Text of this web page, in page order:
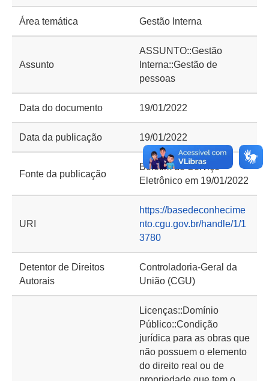
Área temática Gestão Interna
Assunto
ASSUNTO::Gestão
Interna::Gestão de
pessoas
Data do documento 19/01/2022
Data da publicação 19/01/2022
Fonte da publicação
Boletim de Serviço
Eletrônico em 19/01/2022
URI
https://basedeconhecime
nto.cgu.gov.br/handle/1/1
3780
Detentor de Direitos
Autorais
Controladoria-Geral da
União (CGU)
Licenças::Domínio
Público::Condição
jurídica para as obras que
não possuem o elemento
do direito real ou de